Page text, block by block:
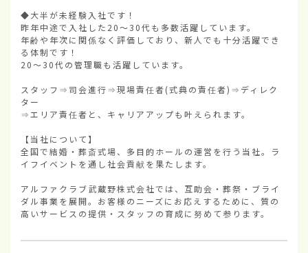
◆大半が未経験入社です！
昨年中途で入社した20～30代も多数活躍しています。
年齢や年次に関係なく評価しており、新人でも十分活躍でき
る体制です！
20～30代の管理職も活躍しています。
スタッフ⇒司会進行⇒現場責任者(式典の責任者)⇒ディレク
ター
⇒エリア責任者と、キャリアアップも叶えられます。
【当社について】
全国で結婚・葬斎式場、多目的ホールの運営を行う当社。ラ
イフイベントを通し社会貢献を果たします。
アルファクラブ武蔵野株式会社では、互助会・葬祭・ブライ
ダル事業を展開。お客様のニーズにお応えするために、質の
高いサービスの提供・スタッフの育成に努めて参ります。